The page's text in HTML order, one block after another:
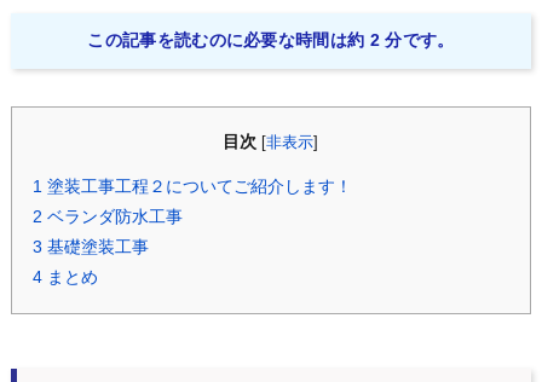
この記事を読むのに必要な時間は約 2 分です。
目次 [非表示
1 塗装工事工程２についてご紹介します！
2 ベランダ防水工事
3 基礎塗装工事
4まとめ